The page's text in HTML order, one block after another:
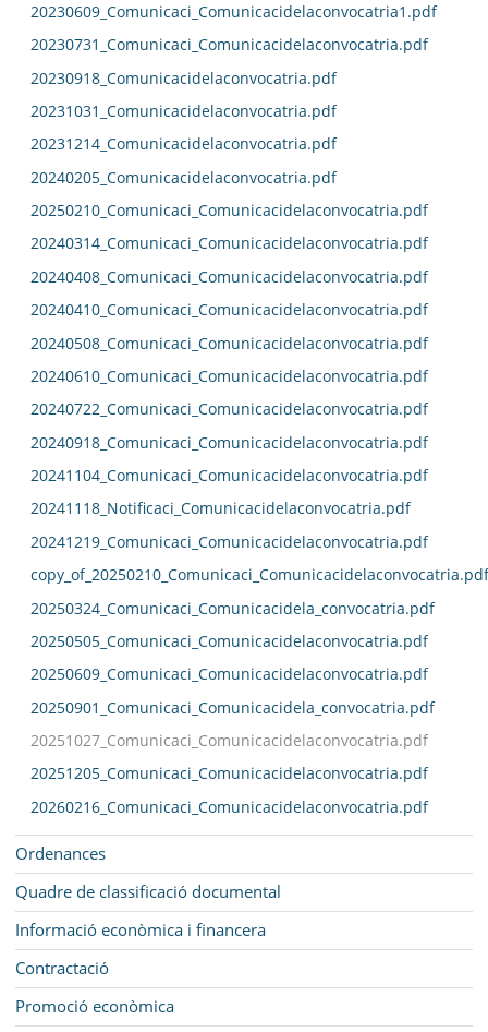
20230609_Comunicaci_Comunicacidelaconvocatria1.pdf
20230731_Comunicaci_Comunicacidelaconvocatria.pdf
20230918_Comunicacidelaconvocatria.pdf
20231031_Comunicacidelaconvocatria.pdf
20231214_Comunicacidelaconvocatria.pdf
20240205_Comunicacidelaconvocatria.pdf
20250210_Comunicaci_Comunicacidelaconvocatria.pdf
20240314_Comunicaci_Comunicacidelaconvocatria.pdf
20240408_Comunicaci_Comunicacidelaconvocatria.pdf
20240410_Comunicaci_Comunicacidelaconvocatria.pdf
20240508_Comunicaci_Comunicacidelaconvocatria.pdf
20240610_Comunicaci_Comunicacidelaconvocatria.pdf
20240722_Comunicaci_Comunicacidelaconvocatria.pdf
20240918_Comunicaci_Comunicacidelaconvocatria.pdf
20241104_Comunicaci_Comunicacidelaconvocatria.pdf
20241118_Notificaci_Comunicacidelaconvocatria.pdf
20241219_Comunicaci_Comunicacidelaconvocatria.pdf
copy_of_20250210_Comunicaci_Comunicacidelaconvocatria.pdf
20250324_Comunicaci_Comunicacidela_convocatria.pdf
20250505_Comunicaci_Comunicacidelaconvocatria.pdf
20250609_Comunicaci_Comunicacidelaconvocatria.pdf
20250901_Comunicaci_Comunicacidela_convocatria.pdf
20251027_Comunicaci_Comunicacidelaconvocatria.pdf
20251205_Comunicaci_Comunicacidelaconvocatria.pdf
20260216_Comunicaci_Comunicacidelaconvocatria.pdf
Ordenances
Quadre de classificació documental
Informació econòmica i financera
Contractació
Promoció econòmica